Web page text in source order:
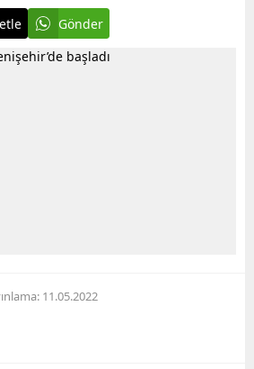
Gönder
11.05.2022